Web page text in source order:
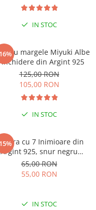
IN STOC
cu margele Miyuki Albe
inchidere din Argint 925
125,00 RON
105,00 RON
IN STOC
cu 7 Inimioare din
Argint 925, snur negru
reglabil
65,00 RON
55,00 RON
IN STOC